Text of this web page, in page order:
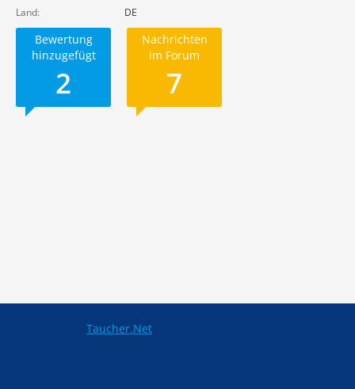
Land
DE
Bewertung
hinzugefügt
2
Nachrichten
im Forum
7
Taucher.Net